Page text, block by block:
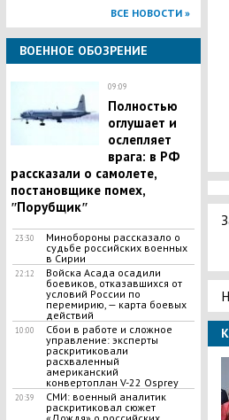
ВСЕ НОВОСТИ »
ВОЕННОЕ ОБОЗРЕНИЕ
09:09
Полностью
оглушает и
ослепляет
врага: в РФ
рассказали о самолете,
постановщике помех,
ʺПорубщикʺ
23:30
Минобороны рассказало о
судьбе российских военных
в Сирии
22:12
Войска Асада осадили
боевиков, отказавшихся от
условий России по
перемирию, — карта боевых
действий
10:00
Сбои в работе и сложное
управление: эксперты
раскритиковали
расхваленный
американский
конвертоплан V-22 Osprey
20:39
СМИ: военный аналитик
раскритиковал сюжет